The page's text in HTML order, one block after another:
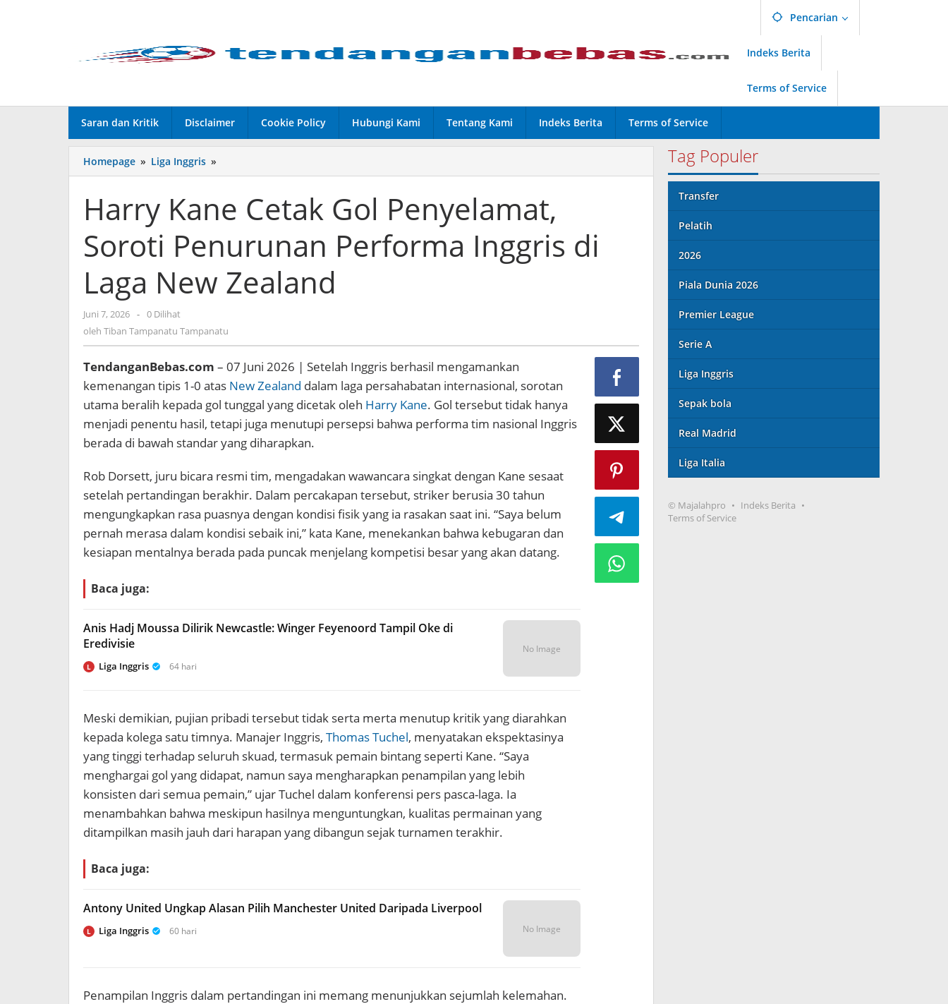
Pencarian
Indeks Berita
Terms of Service
Saran dan Kritik Disclaimer Cookie Policy Hubungi Kami Tentang Kami Indeks Berita Terms of Service
Homepage » Liga Inggris »
Kane
Gol
Penyelamat,
Penurunan
Inggris
di
Zealand
Harry Kane Cetak Gol Penyelamat,
Soroti Penurunan Performa Inggris di
Laga New Zealand
Juni 7, 2026 oleh
Tiban
Tampanatu
- 0 Dilihat
oleh Tiban Tampanatu Tampanatu
TendanganBebas.com – 07 Juni 2026 | Setelah Inggris berhasil mengamankan
kemenangan tipis 1-0 atas New Zealand dalam laga persahabatan internasional, sorotan
utama beralih kepada gol tunggal yang dicetak oleh Harry Kane. Gol tersebut tidak hanya
menjadi penentu hasil, tetapi juga menutupi persepsi bahwa performa tim nasional Inggris
berada di bawah standar yang diharapkan.
Rob Dorsett, juru bicara resmi tim, mengadakan wawancara singkat dengan Kane sesaat
setelah pertandingan berakhir. Dalam percakapan tersebut, striker berusia 30 tahun
mengungkapkan rasa puasnya dengan kondisi fisik yang ia rasakan saat ini. “Saya belum
pernah merasa dalam kondisi sebaik ini,” kata Kane, menekankan bahwa kebugaran dan
kesiapan mentalnya berada pada puncak menjelang kompetisi besar yang akan datang.
Baca juga:
Anis Hadj Moussa Dilirik Newcastle: Winger Feyenoord Tampil Oke di
Eredivisie
L Liga Inggris 64 hari
No Image
Meski demikian, pujian pribadi tersebut tidak serta merta menutup kritik yang diarahkan
kepada kolega satu timnya. Manajer Inggris, Thomas Tuchel, menyatakan ekspektasinya
yang tinggi terhadap seluruh skuad, termasuk pemain bintang seperti Kane. “Saya
menghargai gol yang didapat, namun saya mengharapkan penampilan yang lebih
konsisten dari semua pemain,” ujar Tuchel dalam konferensi pers pasca-laga. Ia
menambahkan bahwa meskipun hasilnya menguntungkan, kualitas permainan yang
ditampilkan masih jauh dari harapan yang dibangun sejak turnamen terakhir.
Baca juga:
Antony United Ungkap Alasan Pilih Manchester United Daripada Liverpool
L Liga Inggris 60 hari No Image
Penampilan Inggris dalam pertandingan ini memang menunjukkan sejumlah kelemahan.
Tag Populer
Transfer
Pelatih
2026
Piala Dunia 2026
Premier League
Serie A
Liga Inggris
Sepak bola
Real Madrid
Liga Italia
© Majalahpro
Indeks Berita
Terms of Service